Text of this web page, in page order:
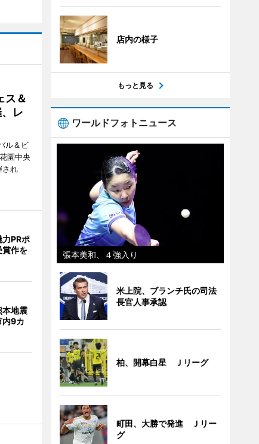
ス＆
レ
ル＆ビ
園中央
され
PRポ
作を
本地震
9カ
店内の様子
もっと見る
ワールドフォトニュース
張本美和、４強入り
米上院、ブランチ氏の司法
長官人事承認
柏、開幕白星 Ｊリーグ
町田、大勝で発進 Ｊリー
グ